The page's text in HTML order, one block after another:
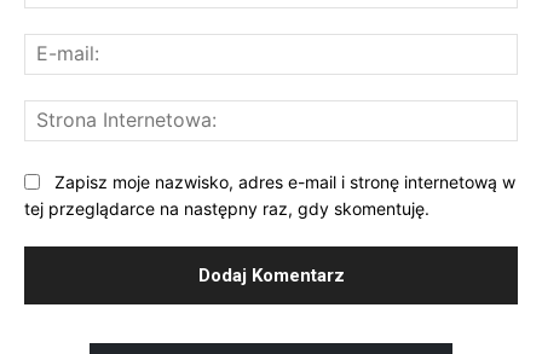
Zapisz moje nazwisko, adres e-mail i stronę internetową w
tej przeglądarce na następny raz, gdy skomentuję.